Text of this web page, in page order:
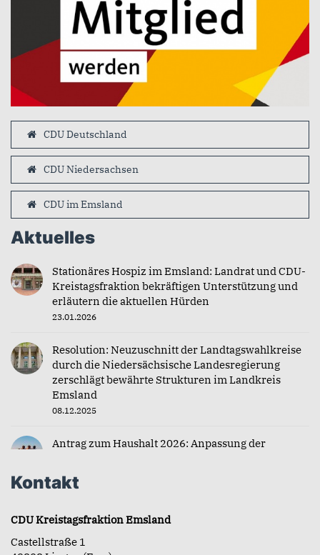
CDU Deutschland
CDU Niedersachsen
CDU im Emsland
Aktuelles
Stationäres Hospiz im Emsland: Landrat und CDU-
Kreistagsfraktion bekräftigen Unterstützung und
erläutern die aktuellen Hürden
23.01.2026
Resolution: Neuzuschnitt der Landtagswahlkreise
durch die Niedersächsische Landesregierung
zerschlägt bewährte Strukturen im Landkreis
Emsland
08.12.2025
Antrag zum Haushalt 2026: Anpassung der
04.12.2025
Kontakt
CDU Kreistagsfraktion Emsland
Castellstraße 1